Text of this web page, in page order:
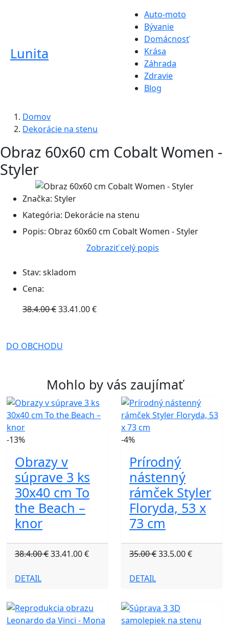
Lunita
Auto-moto
Bývanie
Domácnosť
Krása
Záhrada
Zdravie
Blog
Domov
Dekorácie na stenu
Obraz 60x60 cm Cobalt Women -
Styler
Značka: Styler
Kategória: Dekorácie na stenu
Popis: Obraz 60x60 cm Cobalt Women - Styler
Zobraziť celý popis
Stav: skladom
Cena:
38.4.00 €33.41.00 €
DO OBCHODU
Mohlo by vás zaujímať
-13%
Obrazy v
súprave 3 ks
30x40 cm To
the Beach –
knor
38.4.00 €33.41.00 €
DETAIL
-4%
Prírodný
nástenný
rámček Styler
Floryda, 53 x
73 cm
35.00 €33.5.00 €
DETAIL